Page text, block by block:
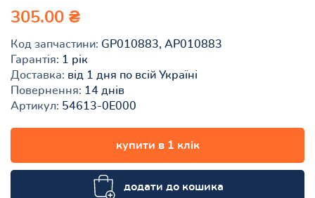
305.00 ₴
Код запчастини: GP010883, AP010883
Гарантія: 1 рік
Доставка: від 1 дня по всій Україні
Повернення: 14 днів
Артикул: 54613-0E000
купити в 1 клік
додати до кошика